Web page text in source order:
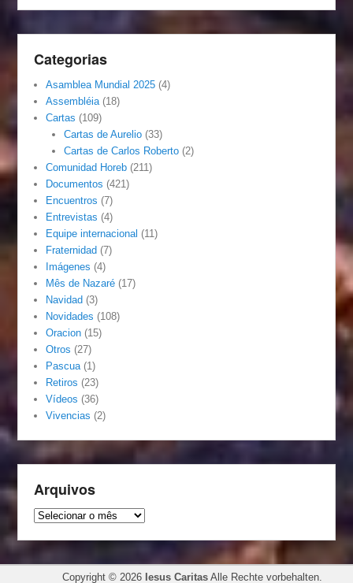
Categorias
Asamblea Mundial 2025 (4)
Assembléia(18)
Cartas (109)
Cartas de Aurelio(33)
Cartas de Carlos Roberto(2)
Comunidad Horeb (211)
Documentos (421)
Encuentros (7)
Entrevistas (4)
Equipe internacional (11)
Fraternidad (7)
Imágenes (4)
Mês de Nazaré (17)
Navidad (3)
Novidades (108)
Oracion (15)
Otros (27)
Pascua(1)
Retiros (23)
Vídeos (36)
Vivencias (2)
Arquivos
Arquivos
Copyright © 2026 Iesus Caritas Alle Rechte vorbehalten.